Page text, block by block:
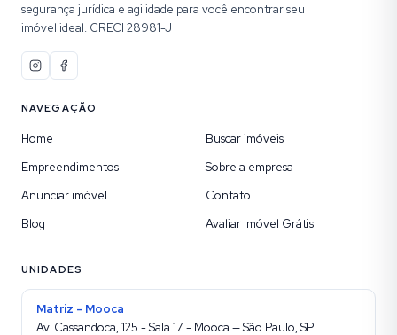
segurança jurídica e agilidade para você encontrar seu
imóvel ideal. CRECI 28981-J
NAVEGAÇÃO
Home
Buscar imóveis
Empreendimentos
Sobre a empresa
Anunciar imóvel
Contato
Blog
Avaliar Imóvel Grátis
UNIDADES
Matriz - Mooca
Av. Cassandoca, 125 - Sala 17 - Mooca — São Paulo, SP